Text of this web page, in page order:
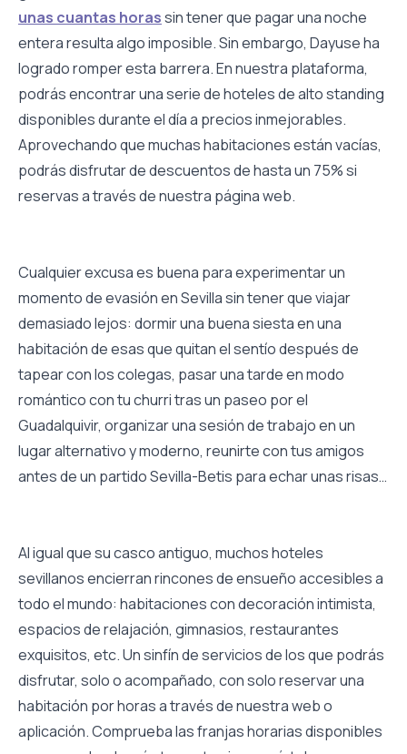
unas cuantas horassin tener que pagar una noche
entera resulta algo imposible. Sin embargo, Dayuse ha
logrado romper esta barrera. En nuestra plataforma,
podrás encontrar una serie de hoteles de alto standing
disponibles durante el día a precios inmejorables.
Aprovechando que muchas habitaciones están vacías,
podrás disfrutar de descuentos de hasta un 75% si
reservas a través de nuestra página web.
Cualquier excusa es buena para experimentar un
momento de evasión en Sevilla sin tener que viajar
demasiado lejos: dormir una buena siesta en una
habitación de esas que quitan el sentío después de
tapear con los colegas, pasar una tarde en modo
romántico con tu churri tras un paseo por el
Guadalquivir, organizar una sesión de trabajo en un
lugar alternativo y moderno, reunirte con tus amigos
antes de un partido Sevilla-Betis para echar unas risas…
Al igual que su casco antiguo, muchos hoteles
sevillanos encierran rincones de ensueño accesibles a
todo el mundo: habitaciones con decoración intimista,
espacios de relajación, gimnasios, restaurantes
exquisitos, etc. Un sinfín de servicios de los que podrás
disfrutar, solo o acompañado, con solo reservar una
habitación por horas a través de nuestra web o
aplicación. Comprueba las franjas horarias disponibles